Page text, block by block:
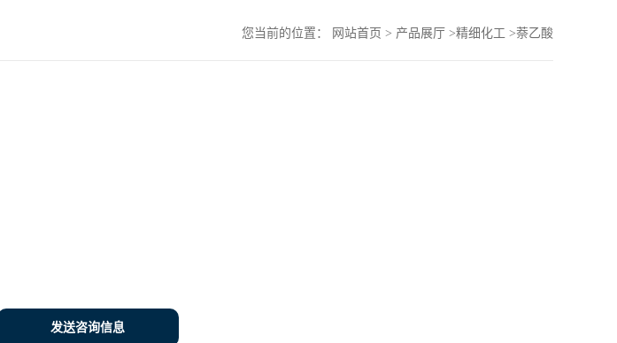
您当前的位置： 网站首页 > 产品展厅 >精细化工 >萘乙酸
发送咨询信息